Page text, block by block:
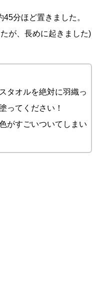
分ほど置きました。
が、長めに起きました)
タオルを絶対に羽織っ
ってください！
がすごいついてしまい